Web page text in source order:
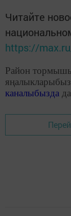
Читайте
https://
Район
каналыбызда